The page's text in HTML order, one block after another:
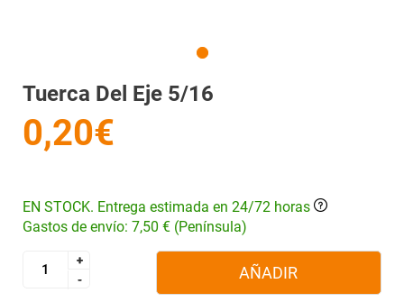
Tuerca Del Eje 5/16
0,20€
EN STOCK. Entrega estimada en 24/72 horas
Gastos de envío: 7,50 € (Península)
+
-
+
-
AÑADIR